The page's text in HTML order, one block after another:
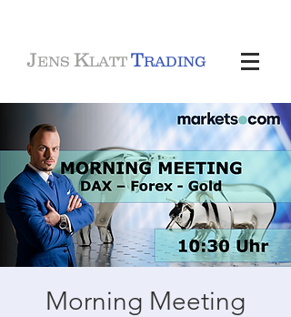
JENS KLATT TRADING
Morning Meeting